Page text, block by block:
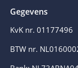
Gegevens
KvK nr. 01177496
BTW nr.